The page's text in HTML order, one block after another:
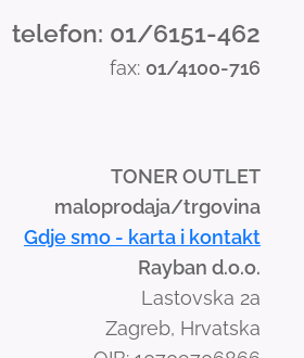
telefon: 01/6151-462
fax: 01/4100-716
TONER OUTLET
maloprodaja/trgovina
Gdje smo - karta i kontakt
Rayban d.o.o.
Lastovska 2a
Zagreb, Hrvatska